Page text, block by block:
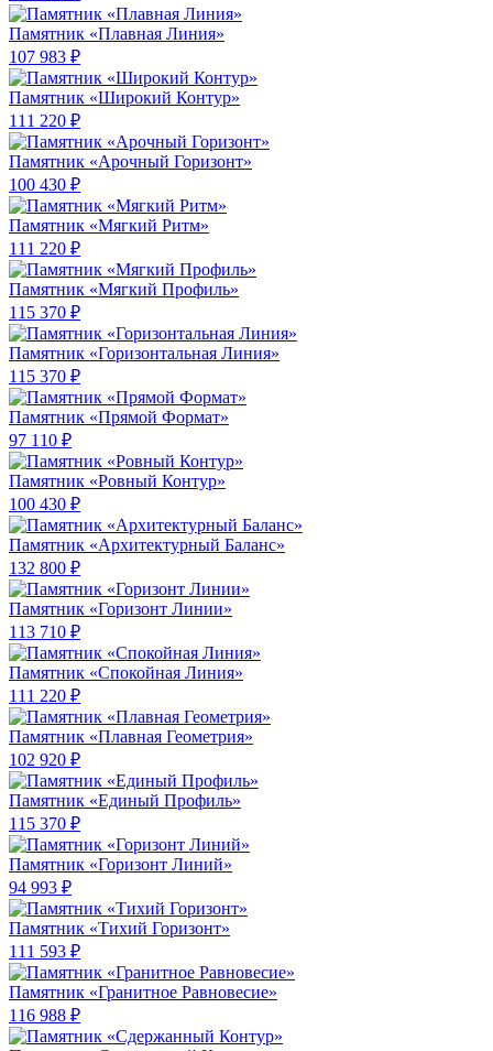
Памятник «Плавная Линия»
107 983 ₽
Памятник «Широкий Контур»
111 220 ₽
Памятник «Арочный Горизонт»
100 430 ₽
Памятник «Мягкий Ритм»
111 220 ₽
Памятник «Мягкий Профиль»
115 370 ₽
Памятник «Горизонтальная Линия»
115 370 ₽
Памятник «Прямой Формат»
97 110 ₽
Памятник «Ровный Контур»
100 430 ₽
Памятник «Архитектурный Баланс»
132 800 ₽
Памятник «Горизонт Линии»
113 710 ₽
Памятник «Спокойная Линия»
111 220 ₽
Памятник «Плавная Геометрия»
102 920 ₽
Памятник «Единый Профиль»
115 370 ₽
Памятник «Горизонт Линий»
94 993 ₽
Памятник «Тихий Горизонт»
111 593 ₽
Памятник «Гранитное Равновесие»
116 988 ₽